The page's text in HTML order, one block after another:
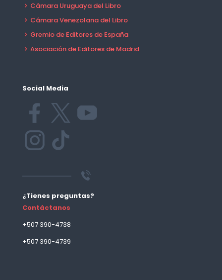
Cámara Uruguaya del Libro
Cámara Venezolana del Libro
Gremio de Editores de España
Asociación de Editores de Madrid
Social Media
¿Tienes preguntas?
Contáctanos
+507 390-4738
+507 390-4739